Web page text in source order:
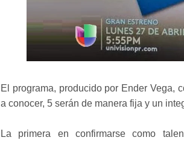
El programa, producido por Ender Vega,
a conocer, 5 serán de manera fija y un
La primera en confirmarse como